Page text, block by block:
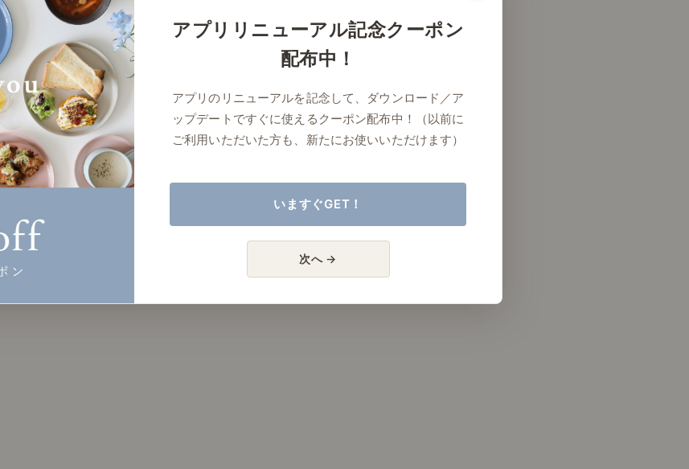
アプリリニューアル記念クーポン
配布中！
アプリのリニューアルを記念して、ダウンロード／ア
ップデートですぐに使えるクーポン配布中！（以前に
ご利用いただいた方も、新たにお使いいただけます）
いますぐGET！
次へ →